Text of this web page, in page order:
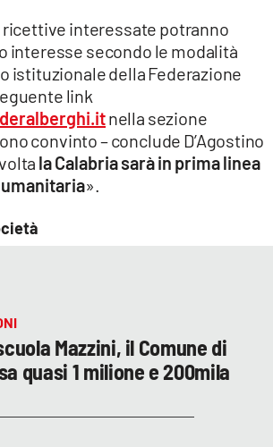
interessate potranno
interesse secondo le modalità
istituzionale della Federazione
link
nella sezione
convinto – conclude D’Agostino
la Calabria sarà in prima linea
».
Mazzini, il Comune di
quasi 1 milione e 200mila